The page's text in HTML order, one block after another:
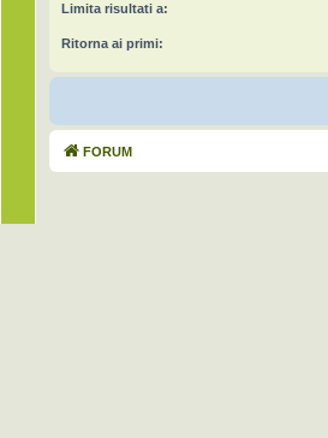
Limita risultati a:
Ritorna ai primi:
FORUM